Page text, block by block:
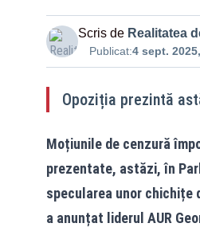
Scris de Realitatea
Publicat:4 sept.
Opoziția prezintă
Moțiunile de cenzură
prezentate, astăzi, în
specularea unor chichițe
a anunțat liderul AUR